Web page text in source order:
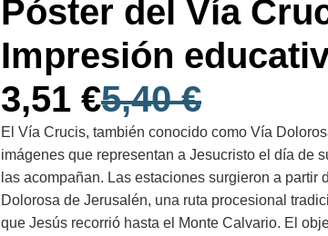
Póster del Vía
Impresión
5,40€
3,51 €
El Vía Crucis, también conocido como Vía
imágenes que representan a Jesucristo el día de
las acompañan. Las estaciones surgieron a partir
Dolorosa de Jerusalén, una ruta procesional
que Jesús recorrió hasta el Monte Calvario. El